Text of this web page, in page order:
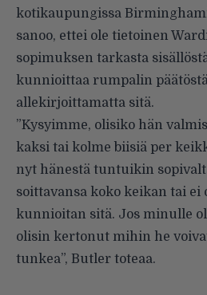
kotikaupungissa
sanoo, ettei ole tietoinen
sopimuksen tarkasta
kunnioittaa rumpalin
allekirjoittamatta sitä.
”Kysyimme, olisiko hän
kaksi tai kolme biisiä per
nyt hänestä tuntuikin
soittavansa koko keikan tai ei
kunnioitan sitä. Jos minulle
olisin kertonut mihin he
tunkea”, Butler toteaa.